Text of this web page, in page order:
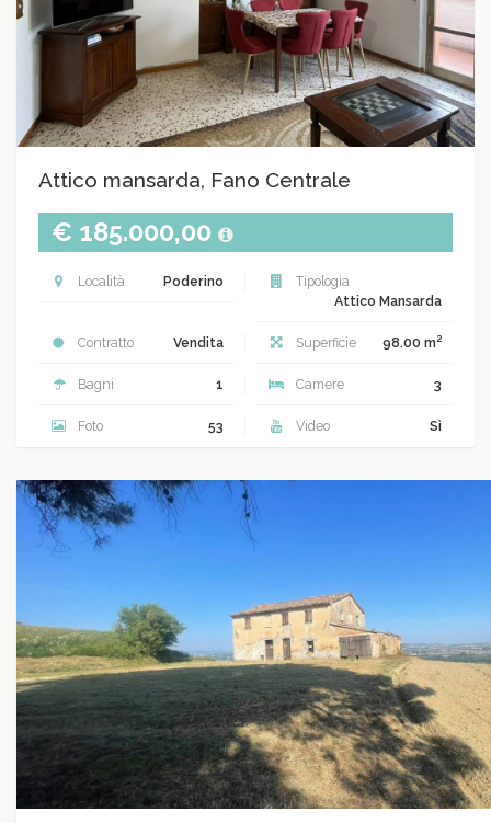
Attico mansarda, Fano Centrale
€ 185.000,00
Località Poderino
Tipologia
Attico Mansarda
Contratto Vendita Superficie 98.00 m2
Bagni 1 Camere 3
Foto 53 Video Sì